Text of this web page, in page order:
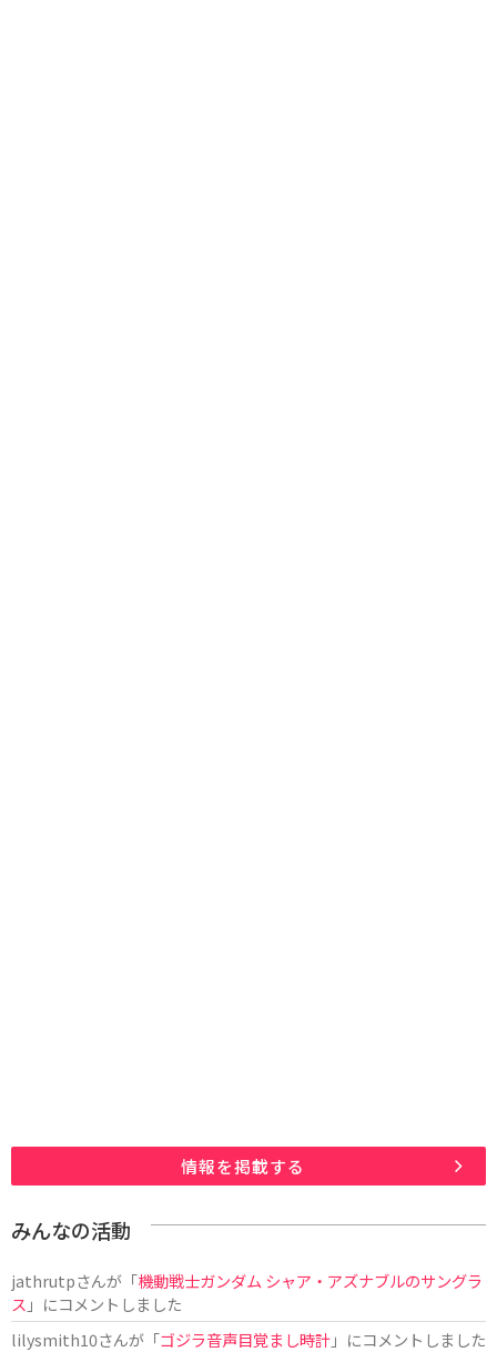
情報を掲載する
みんなの活動
jathrutpさんが「機動戦士ガンダム シャア・アズナブルのサングラ
ス 」にコメントしました
lilysmith10さんが「ゴジラ音声目覚まし時計」にコメントしました